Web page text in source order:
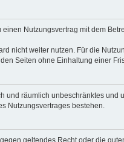
Nutzungsvertrag mit dem
nicht weiter nutzen. Für die
Seiten ohne Einhaltung einer
und räumlich unbeschränktes
Nutzungsvertrages bestehen.